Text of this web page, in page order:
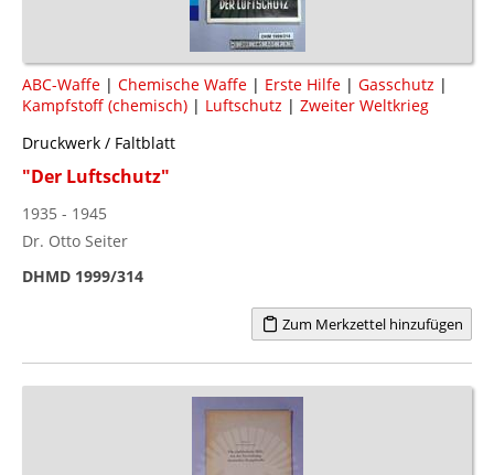
ABC-Waffe | Chemische Waffe | Erste Hilfe | Gasschutz |
Kampfstoff (chemisch) | Luftschutz | Zweiter Weltkrieg
Druckwerk / Faltblatt
"Der Luftschutz"
1935 - 1945
Dr. Otto Seiter
DHMD 1999/314
Zum Merkzettel hinzufügen